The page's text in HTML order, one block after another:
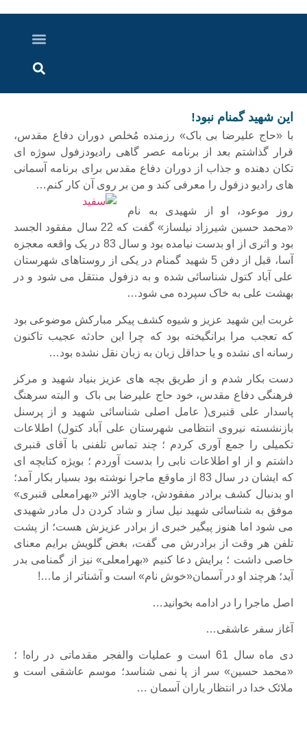
این شهید گمنام نبود!
با «حاج علیرضا بی باک» رزمنده مُخلص دوران دفاع مقدس،
قرار گذاشتم بعد از برنامه عصر گاهی رادیودزفول سوژه ای
تکان دهنده و جذاب از دوران دفاع مقدس برای برنامه آسمانی
های رادیو دزفول را معرفی کند و من بر روی آن کار کنم…
روز موعود، او از شهیدی به نام
«محمد حسین شیرزاد نیلساز» گفت که 22 سال مفقود الجسد
بود و اثری از او بدست نیامده بود و سال 83 در یک واقعه معجزه
آسا، قبل از دفن 5 شهید گمنام در یکی از روستاهای شهرستان
علی آباد کتول شناسائی شده و به دزفول منتقل می شود و در
بهشت علی به خاک سپرده می شود…
غربت این شهید عزیز و شیوه کشف پیکر مبارکش موضوعی بود
که تعجب مرا برانگیخته بود که چرا این حادثه عجیب تاکنون
رسانه ای نشده و یا حداقل زبان به زبان نقل نشده بود…
دست بکار شدم و از طریق بچه های عزیز بنیاد شهید و مرکز
فرهنگی دفاع مقدس، خود حاج علیرضا بی باک و البته سرهنگ
پاسدار علی قنبری( عامل اصلی شناسائی شهید و از پرسنل
بازنشسته نیروی انتظامی شهرستان علی آباد کتول) اطلاعات
تکمیلی را جمع آوری کردم ؛ چند تماس تلفنی با آقای قنبری
داشتم و از او اطلاعات نابی را بدست آوردم ؛ بویژه کتابچه ای
که ایشان در سال 83 از ماوقع ماجرا نوشته بود بسیار بکار آمد؛
او بدنبال کشف برادر مفقودش، جاوید الاثر «بهرامعلی قنبری»
موفق به شناسائی شهید نیل ساز و شاد کردن دل مادر شهیدی
می شود اما هنوز پیگیر خبری از برادر عزیزش هست؛ از پشت
تلفن هر وقت از برادرش می گفت، بغض گلویش برایم معنای
خاصی داشت ؛ برایش دعا کنیم «بهرامعلی» نیز از گمنامی بدر
آید؛ هرچند او در آسمان«خوش نام» است و آشناتر از ما…!
اصل ماجرا را در ادامه بخوانید…
آغاز سفر عاشقی…
دی ماه سال 61 است و عملیات والفجر مقدماتی در راه! ؛
«محمد حسین» سر از پا نمی شناسد؛ موسم عاشقی است و
ملائک خدا در انتظار یاران آسمان …